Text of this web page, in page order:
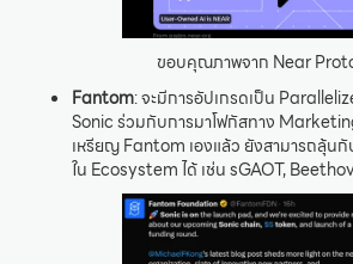
ขอบคุณภาพจาก Near
Fantom: จะมีการอัปเกรดเป็น
Sonic ร่วมกับการมาโฟกัสทาง
เหรียญ Fantom เองแล้ว ยังสามารถลุ้น
ใน Ecosystem ได้ เช่น sGAOT,